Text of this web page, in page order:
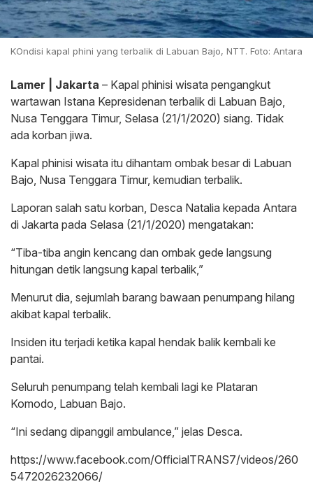
KOndisi kapal phini yang terbalik di Labuan Bajo, NTT. Foto: Antara
Lamer | Jakarta – Kapal phinisi wisata pengangkut
wartawan Istana Kepresidenan terbalik di Labuan Bajo,
Nusa Tenggara Timur, Selasa (21/1/2020) siang. Tidak
ada korban jiwa.
Kapal phinisi wisata itu dihantam ombak besar di Labuan
Bajo, Nusa Tenggara Timur, kemudian terbalik.
Laporan salah satu korban, Desca Natalia kepada Antara
di Jakarta pada Selasa (21/1/2020) mengatakan:
“Tiba-tiba angin kencang dan ombak gede langsung
hitungan detik langsung kapal terbalik,”
Menurut dia, sejumlah barang bawaan penumpang hilang
akibat kapal terbalik.
Insiden itu terjadi ketika kapal hendak balik kembali ke
pantai.
Seluruh penumpang telah kembali lagi ke Plataran
Komodo, Labuan Bajo.
“Ini sedang dipanggil ambulance,” jelas Desca.
https://www.facebook.com/OfficialTRANS7/videos/260
5472026232066/